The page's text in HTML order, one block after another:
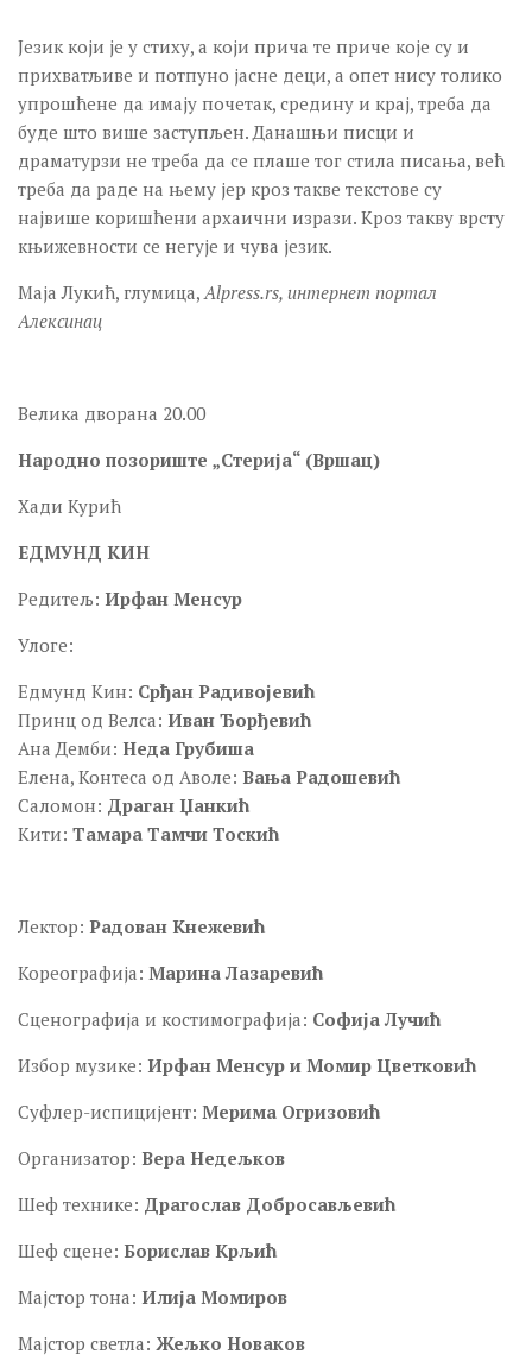
Језик који је у стиху, а који прича те приче које су и
прихватљиве и потпуно јасне деци, а опет нису толико
упрошћене да имају почетак, средину и крај, треба да
буде што више заступљен. Данашњи писци и
драматурзи не треба да се плаше тог стила писања, већ
треба да раде на њему јер кроз такве текстове су
највише коришћени архаични изрази. Кроз такву врсту
књижевности се негује и чува језик.
Маја Лукић, глумица, Alpress.rs, интернет портал
Алексинац
Велика дворана 20.00
Народно позориште „Стерија“ (Вршац)
Хади Курић
ЕДМУНД КИН
Редитељ: Ирфан Менсур
Улоге:
Едмунд Кин: Срђан Радивојевић
Принц од Велса: Иван Ђорђевић
Ана Демби: Неда Грубиша
Елена, Контеса од Аволе: Вања Радошевић
Саломон: Драган Џанкић
Кити: Тамара Тамчи Тоскић
Лектор: Радован Кнежевић
Кореографија: Марина Лазаревић
Сценографија и костимографија: Софија Лучић
Избор музике: Ирфан Менсур и Момир Цветковић
Суфлер-испицијент: Мерима Огризовић
Организатор: Вера Недељков
Шеф технике: Драгослав Добросављевић
Шеф сцене: Борислав Крљић
Мајстор тона: Илија Момиров
Мајстор светла: Жељко Новаков